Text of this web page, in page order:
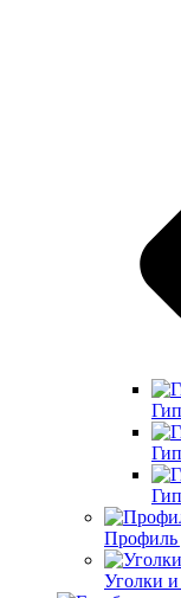
Профиль
Уголки